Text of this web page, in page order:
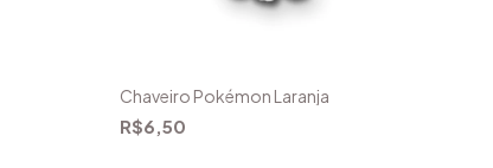
Chaveiro Pokémon Laranja
R$6,50